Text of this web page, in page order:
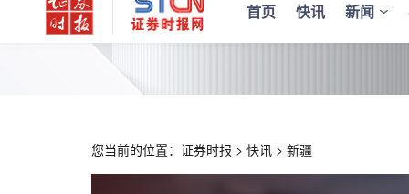
首页 快讯 新闻
您当前的位置： 证券时报 > 快讯 > 新疆